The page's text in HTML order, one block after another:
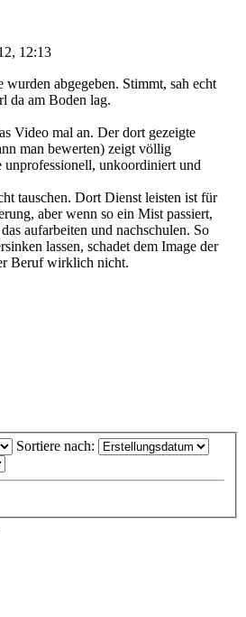
12:13
wurden abgegeben. Stimmt, sah echt
da am Boden lag.
Video mal an. Der dort gezeigte
man bewerten) zeigt völlig
unprofessionell, unkoordiniert und
tauschen. Dort Dienst leisten ist für
aber wenn so ein Mist passiert,
aufarbeiten und nachschulen. So
lassen, schadet dem Image der
Beruf wirklich nicht.
Sortiere nach: